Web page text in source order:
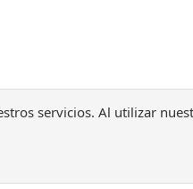
servicios. Al utilizar